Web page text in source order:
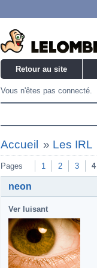
Retour au site
Vous n'êtes pas connecté.
Accueil » Les IRL
Pages 1 2 3 4
neon
Ver luisant